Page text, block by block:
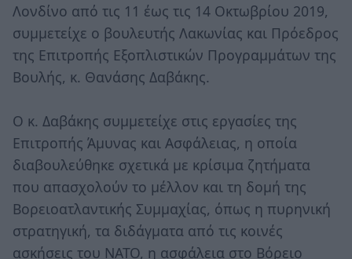
Λονδίνο από τις 11 έως τις 14 Οκτωβρίου 2019,
συμμετείχε ο βουλευτής Λακωνίας και Πρόεδρος
της Επιτροπής Εξοπλιστικών Προγραμμάτων της
Βουλής, κ. Θανάσης Δαβάκης.
Ο κ. Δαβάκης συμμετείχε στις εργασίες της
Επιτροπής Άμυνας και Ασφάλειας, η οποία
διαβουλεύθηκε σχετικά με κρίσιμα ζητήματα
που απασχολούν το μέλλον και τη δομή της
Βορειοατλαντικής Συμμαχίας, όπως η πυρηνική
στρατηγική, τα διδάγματα από τις κοινές
ασκήσεις του ΝΑΤΟ, η ασφάλεια στο Βόρειο